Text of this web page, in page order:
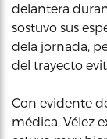
delantera
sostuvo sus
dela jornada,
del trayecto
Con evidente
médica, Vélez